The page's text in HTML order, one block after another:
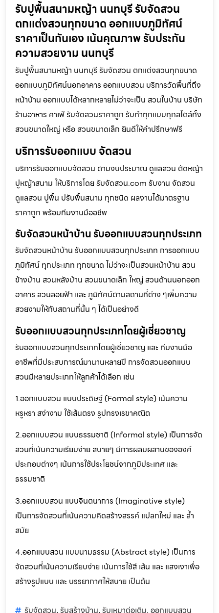
รับปูพื้นสนามหญ้า นนทบุรี รับจัดสวน
ตกแต่งสวนทุกขนาด ออกแบบภูมิทัศน์
ราคาเป็นกันเอง เน้นคุณภาพ รับประกัน
ความสวยงาม นนทบุรี
รับปูพื้นสนามหญ้า นนทบุรี รับจัดสวน ตกแต่งสวนทุกขนาด
ออกแบบภูมิทัศน์นอกอาคาร ออกแบบสวน บริการวัดพื้นที่ถึง
หน้าบ้าน ออกแบบได้หลากหลายไม่ว่าจะเป็น สวนในบ้าน บริษัท
ร้านอาหาร คาเฟ่ รับจัดสวนราคาถูก รับทำทุกแบบทุกสไตล์ทั้ง
สวนขนาดใหญ่ หรือ สวนขนาดเล็ก ยินดีให้คำปรึกษาฟรี
บริการรับออกแบบ จัดสวน
บริการรับออกแบบจัดสวน ตามงบประมาณ ดูเเลสวน ตัดหญ้า
ปูหญ้าสนาม ให้บริการโดย รับจัดสวน.com รับงาน จัดสวน
ดูแลสวน ปูพื้น ปรับพื้นสนาม ทุกชนิด ผลงานได้มาตรฐาน
ราคาถูก พร้อมทีมงานมืออชีพ
รับจัดสวนหน้าบ้าน รับออกแบบสวนทุกประเภท
รับจัดสวนหน้าบ้าน รับออกแบบสวนทุกประเภท การออกแบบ
ภูมิทัศน์ ทุกประเภท ทุกขนาด ไม่ว่าจะเป็นสวนหน้าบ้าน สวน
ข้างบ้าน สวนหลังบ้าน สวนขนาดเล็ก ใหญ่ สวนด้านนอกออก
อาคาร สวนลอยฟ้า และ ภูมิทัศน์ตามสถานที่ต่าง ๆเพิ่มความ
สวยงามให้กับสถานที่นั้น ๆ ได้เป็นอย่างดี
รับออกแบบสวนทุกประเภทโดยผู้เชี่ยวชาญ
รับออกแบบสวนทุกประเภทโดยผู้เชี่ยวชาญ และ ทีมงานมือ
อาชีพที่มีประสบการณ์มานานหลายปี การจัดสวนออกแบบ
สวนมีหลายประเภทให้ลูกค้าได้เลือก เช่น
1.ออกแบบสวน แบบประดิษฐ์ (Formal style) เน้นความ
หรูหรา สง่างาม ใช้เส้นตรง รูปทรงเรขาคณิต
2.ออกแบบสวน แบบธรรมชาติ (Informal style) เป็นการจัด
สวนที่เน้นความเรียบง่าย สบายๆ มีการผสมผสานขององค์
ประกอบต่างๆ เน้นการใช้ประโยชน์จากภูมิประเทศ และ
ธรรมชาติ
3.ออกแบบสวน แบบจินตนาการ (Imaginative style)
เป็นการจัดสวนที่เน้นความคิดสร้างสรรค์ แปลกใหม่ และ ล้ำ
สมัย
4.ออกแบบสวน แบบนามธรรม (Abstract style) เป็นการ
จัดสวนที่เน้นความเรียบง่าย เน้นการใช้สี เส้น และ แสงเงาเพื่อ
สร้างรูปแบบ และ บรรยากาศให้สบาย เป็นต้น
รับจัดสวน, รับสร้างบ้าน, รับเหมาต่อเติม, ออกแบบสวน